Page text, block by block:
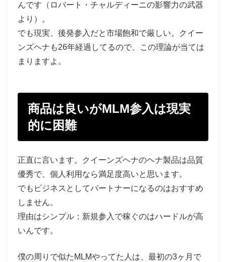
んです（ロバート・チャルディーニの影響力の武器
より）。
でも現実、後発参入だと市場飽和で厳しい。クイー
ンズヘナも26年経過してるので、この理論が当ては
まりますよ。
商品は良いがMLM参入は現実
的に困難
正直に言います。クイーンズヘナのヘナ製品は品質
優秀で、個人利用なら満足度高いと思います。
でもビジネスとしてパートナーになるのはおすすめ
しません。
理由はシンプル：新規参入で稼ぐのはハードルが高
いんです。
僕の周りで似たMLMやってた人は、最初の3ヶ月で